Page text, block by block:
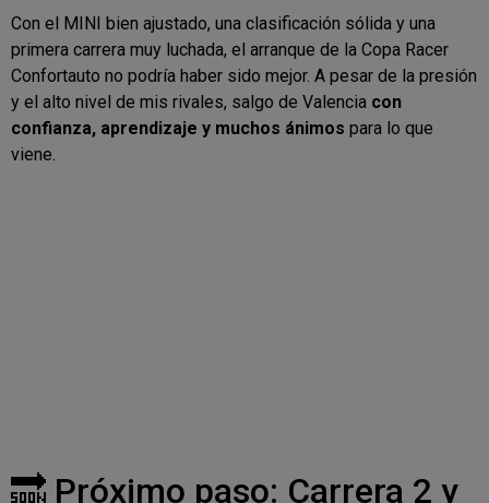
Con el MINI bien ajustado, una clasificación sólida y una
primera carrera muy luchada, el arranque de la Copa Racer
Confortauto no podría haber sido mejor. A pesar de la presión
y el alto nivel de mis rivales, salgo de Valencia con
confianza, aprendizaje y muchos ánimos para lo que
viene.
🔜 Próximo paso: Carrera 2 y